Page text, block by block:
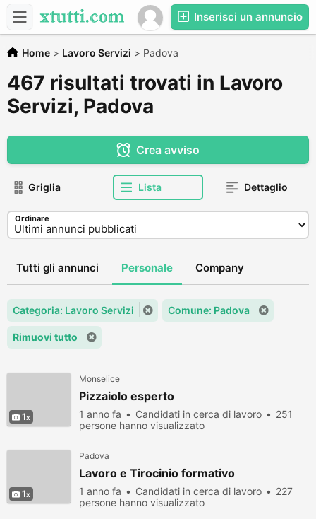
Inserisci un annuncio
Home > Lavoro Servizi > Padova
467 risultati trovati in Lavoro
Servizi, Padova
Crea avviso
Griglia Lista Dettaglio
Ordinare
Tutti gli annunci Personale Company
Categoria: Lavoro Servizi Comune: Padova
Rimuovi tutto
1
Monselice
Pizzaiolo esperto
1 anno fa Candidati in cerca di lavoro
251
persone hanno visualizzato
1
Padova
Lavoro e Tirocinio formativo
1 anno fa Candidati in cerca di lavoro
227
persone hanno visualizzato